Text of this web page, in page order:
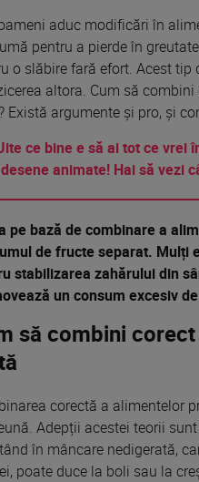
aduc modificări în
pentru a pierdeîn
o slăbire fară efort. Acesttip
altora. Cum să
Există argumente și pro, și
ce bine e să ai tot ce vrei
animate! Hai să vezi
pe bază de combinare a
de fructe separat. Mulți
stabilizarea zahărului din
un consum excesiv
să combini
corectă a alimentelor
Adepții acestei teorii sunt
în mâncare nedigerată,
poate duce la boli sau la